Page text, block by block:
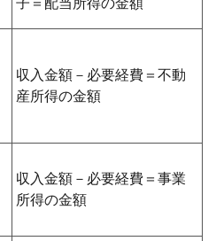
収入金額－必要経費＝不動
産所得の金額
収入金額－必要経費＝事業
所得の金額